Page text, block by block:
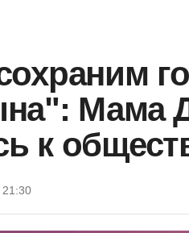
Мама
к